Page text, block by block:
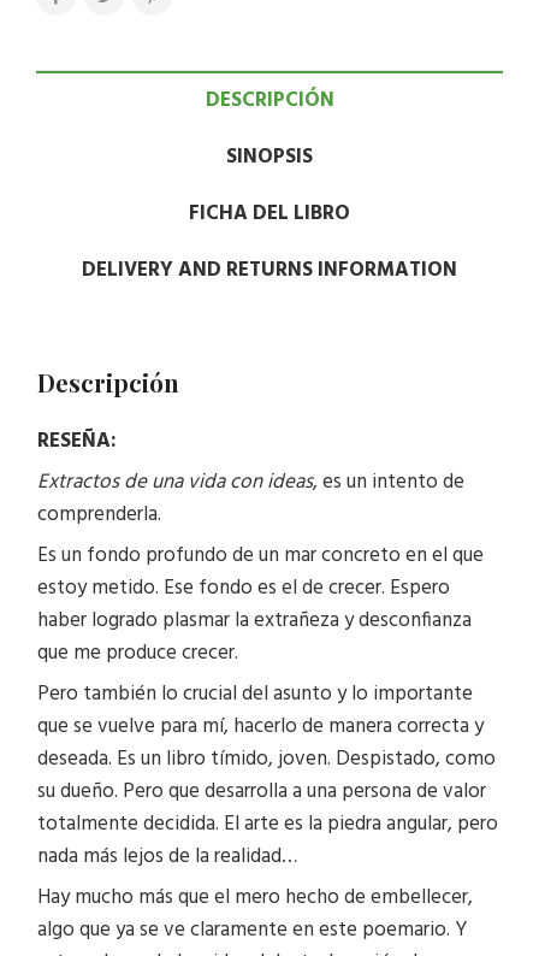
DESCRIPCIÓN
SINOPSIS
FICHA DEL LIBRO
DELIVERY AND RETURNS INFORMATION
Descripción
RESEÑA:
Extractos de una vida con ideas, es un intento de
comprenderla.
Es un fondo profundo de un mar concreto en el que
estoy metido. Ese fondo es el de crecer. Espero
haber logrado plasmar la extrañeza y desconfianza
que me produce crecer.
Pero también lo crucial del asunto y lo importante
que se vuelve para mí, hacerlo de manera correcta y
deseada. Es un libro tímido, joven. Despistado, como
su dueño. Pero que desarrolla a una persona de valor
totalmente decidida. El arte es la piedra angular, pero
nada más lejos de la realidad…
Hay mucho más que el mero hecho de embellecer,
algo que ya se ve claramente en este poemario. Y